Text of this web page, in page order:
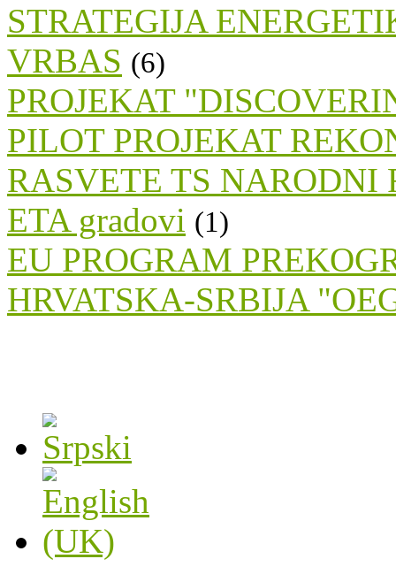
STRATEGIJA
VRBAS (6)
PROJEKAT
PILOT PROJEKAT
RASVETE TS NARODNI
ETA gradovi (1)
EU PROGRAM
HRVATSKA-SRBIJA